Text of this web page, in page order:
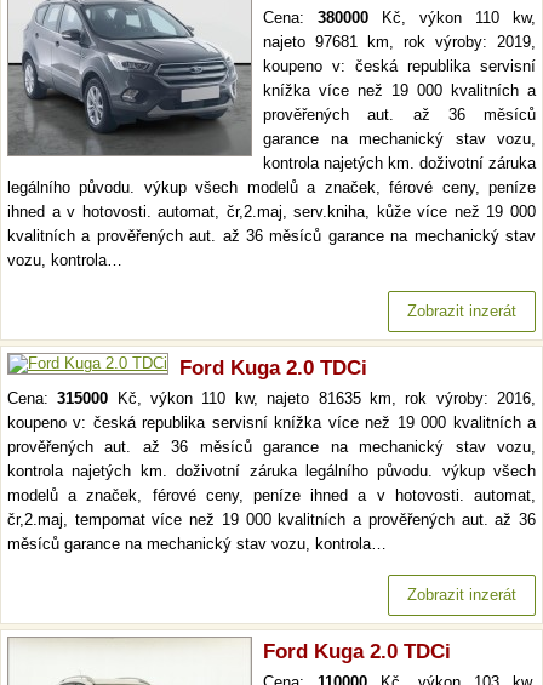
Cena: 380000 Kč, výkon 110 kw,
najeto 97681 km, rok výroby: 2019,
koupeno v: česká republika servisní
knížka více než 19 000 kvalitních a
prověřených aut. až 36 měsíců
garance na mechanický stav vozu,
kontrola najetých km. doživotní záruka
legálního původu. výkup všech modelů a značek, férové ceny, peníze
ihned a v hotovosti. automat, čr,2.maj, serv.kniha, kůže více než 19 000
kvalitních a prověřených aut. až 36 měsíců garance na mechanický stav
vozu, kontrola…
Zobrazit inzerát
Ford Kuga 2.0 TDCi
Cena:315000 Kč, výkon 110 kw, najeto 81635 km, rok výroby: 2016,
koupeno v: česká republika servisní knížka více než 19 000 kvalitních a
prověřených aut. až 36 měsíců garance na mechanický stav vozu,
kontrola najetých km. doživotní záruka legálního původu. výkup všech
modelů a značek, férové ceny, peníze ihned a v hotovosti. automat,
čr,2.maj, tempomat více než 19 000 kvalitních a prověřených aut. až 36
měsíců garance na mechanický stav vozu, kontrola…
Zobrazit inzerát
Ford Kuga 2.0 TDCi